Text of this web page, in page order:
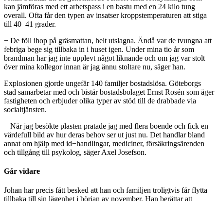
kan jämföras med ett arbetspass i en bastu med en 24 kilo tung
overall. Ofta får den typen av insatser kroppstemperaturen att stiga
till 40–41 grader.
− De föll ihop på gräsmattan, helt utslagna. Ändå var de tvungna att
febriga bege sig tillbaka in i huset igen. Under mina tio år som
brandman har jag inte upplevt något liknande och om jag var stolt
över mina kollegor innan är jag ännu stoltare nu, säger han.
Explosionen gjorde ungefär 140 familjer bostadslösa. Göteborgs
stad samarbetar med och bistår bostadsbolaget Ernst Rosén som äger
fastigheten och erbjuder olika typer av stöd till de drabbade via
socialtjänsten.
− När jag besökte plasten pratade jag med flera boende och fick en
värdefull bild av hur deras behov ser ut just nu. Det handlar bland
annat om hjälp med id−handlingar, mediciner, försäkringsärenden
och tillgång till psykolog, säger Axel Josefson.
Går vidare
Johan har precis fått besked att han och familjen troligtvis får flytta
tillbaka till sin lägenhet i början av november. Han berättar att